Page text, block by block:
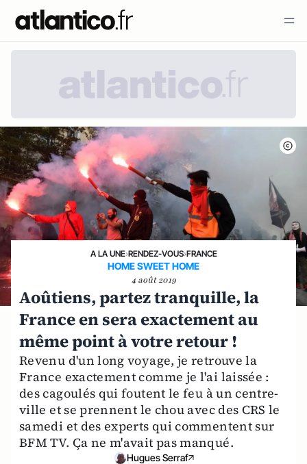
A LA UNE›RENDEZ-VOUS›FRANCE
HOME SWEET HOME
4 août 2019
Aoûtiens, partez tranquille, la
France en sera exactement au
même point à votre retour !
Revenu d'un long voyage, je retrouve la
France exactement comme je l'ai laissée :
des cagoulés qui foutent le feu à un centre-
ville et se prennent le chou avec des CRS le
samedi et des experts qui commentent sur
BFM TV. Ça ne m'avait pas manqué.
Hugues Serraf